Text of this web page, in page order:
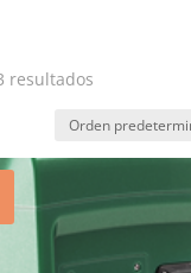
resultados